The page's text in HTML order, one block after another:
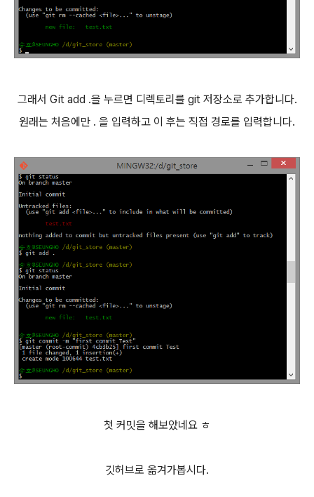
그래서 Git add .을 누르면 디렉토리를 git 저장소로 추가합니다.
원래는 처음에만 . 을 입력하고 이 후는 직접 경로를 입력합니다.
첫 커밋을 해보았네요 ㅎ
깃허브로 옮겨가봅시다.